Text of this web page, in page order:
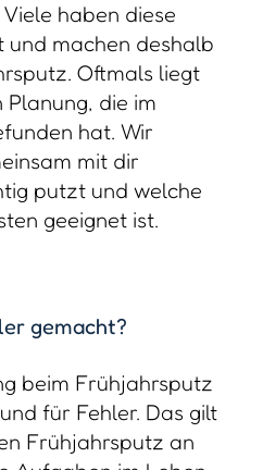
haben diese
und machen deshalb
Oftmals liegt
die im
hat. Wir
mit dir
putzt und welche
geeignet ist.
gemacht?
beim Frühjahrsputz
für Fehler. Das gilt
Frühjahrsputz an